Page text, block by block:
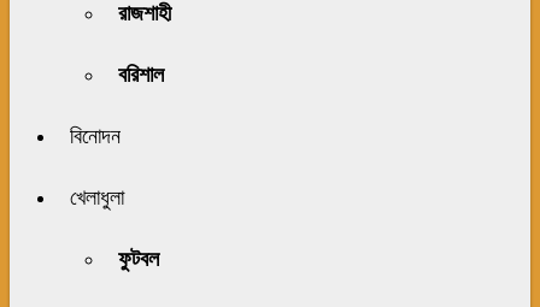
রাজশাহী
বরিশাল
বিনোদন
খেলাধুলা
ফুটবল